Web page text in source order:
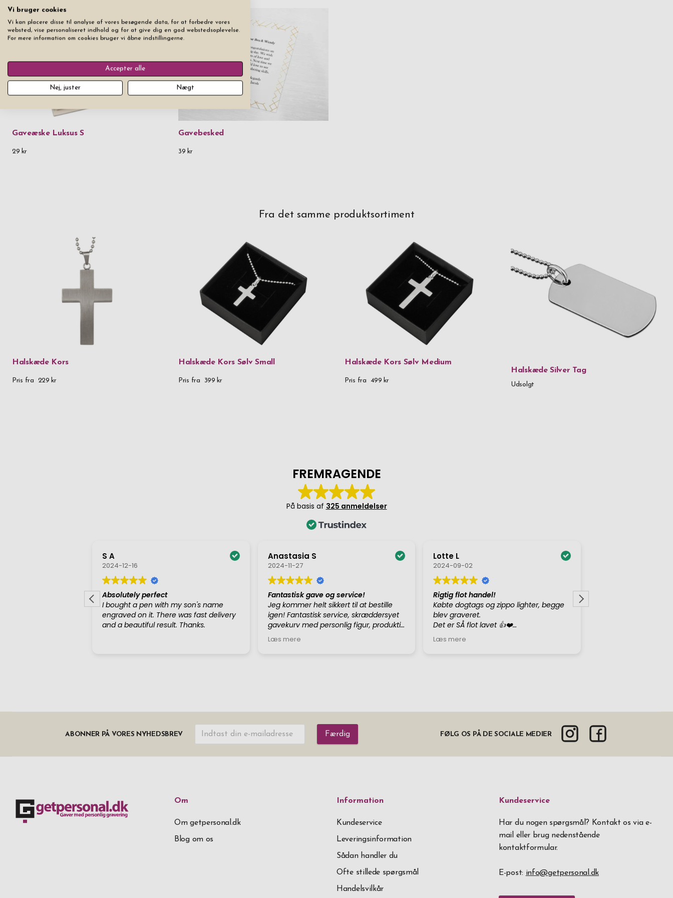
Gaveæske Luksus S
29 kr
Gavebesked
39 kr
Fra det samme produktsortiment
Halskæde Kors
Pris fra 229 kr
Halskæde Kors Sølv Small
Pris fra 399 kr
Halskæde Kors Sølv Medium
Pris fra 499 kr
Halskæde Silver Tag
Udsolgt
ABONNER PÅ VORES NYHEDSBREV Færdig FØLG OS PÅ DE SOCIALE MEDIER
Om
Om getpersonal.dk
Blog om os
Information
Kundeservice
Leveringsinformation
Sådan handler du
Ofte stillede spørgsmål
Handelsvilkår
Kundeservice
Har du nogen spørgsmål? Kontakt os via e-
mail eller brug nedenstående
kontaktformular.
E-post: info@getpersonal.dk
Vi bruger cookies
Vi kan placere disse til analyse af vores besøgende data, for at forbedre vores
websted, vise personaliseret indhold og for at give dig en god webstedsoplevelse.
For mere information om cookies bruger vi åbne indstillingerne.
Accepter alle
Nej, juster Nægt